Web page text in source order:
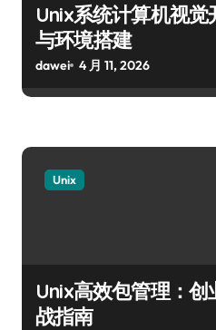
Unix系统计算机视
与环境搭建
dawei 4 月 11, 2026
Unix
Unix高效包管理：
战指南